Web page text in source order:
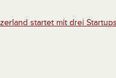
startet mit drei